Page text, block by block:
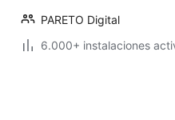
PARETO Digital
6.000+ instalaciones